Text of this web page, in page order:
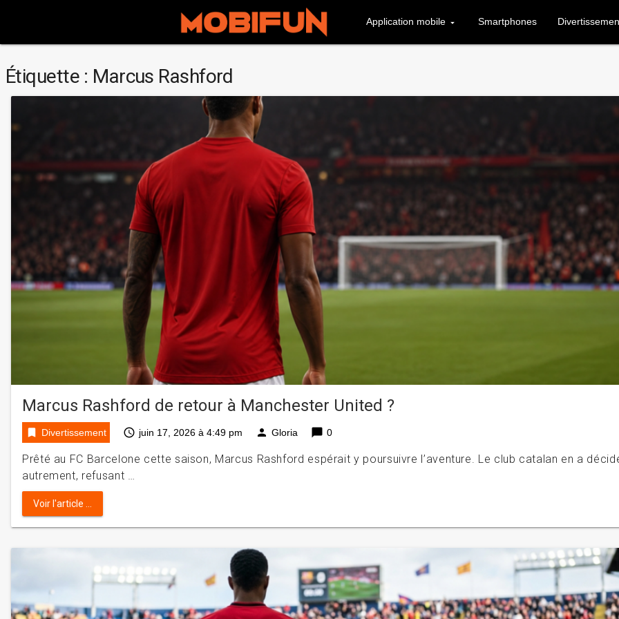
Application mobile Smartphones
Étiquette : Marcus Rashford
Marcus Rashford de retour à Manchester United ?
bookmark Divertissement access_time juin 17, 2026 à 4:49 pm person Gloria chat_bubble 0
Prêté au FC Barcelone cette saison, Marcus Rashford espérait y poursuivre l’aventure. Le club catalan en a
autrement, refusant …
Voir l'article ...